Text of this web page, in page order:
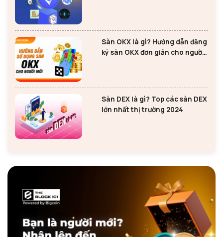
Sàn OKX là gì? Hướng dẫn đăng
ký sàn OKX đơn giản cho người
Sàn DEX là gì? Top các sàn DEX
lớn nhất thị trường 2024